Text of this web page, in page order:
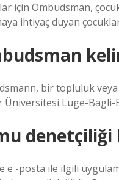
için Ombudsman,
ihtiyaç duyan
bir topluluk
Üniversitesi Luge-
denetçiliği
e -posta ile ilgili